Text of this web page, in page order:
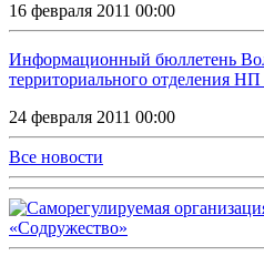
16 февраля 2011 00:00
Информационный бюллетень
территориального отделения
24 февраля 2011 00:00
Все новости